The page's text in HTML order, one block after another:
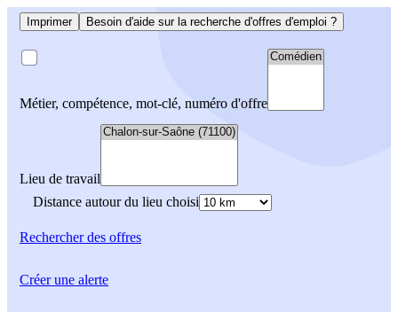
Imprimer Besoin d'aide sur la recherche d'offres d'emploi ?
Métier, compétence, mot-clé, numéro d'offre
Lieu de travail
Distance autour du lieu choisi
Rechercherdes offres
Créer une alerte